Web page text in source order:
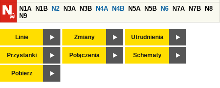
N1A
N1B N2 N3A N3B N4A N4B N5A N5B N6 N7A N7B
N8
N9
Linie Zmiany Utrudnienia
Przystanki Połączenia Schematy
Pobierz